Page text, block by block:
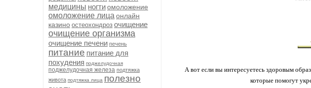
медицины ногтиомоложение
омоложение лица онлайн
казино остеохондроз очищение
очищение организма
очищение печени печень
питание питание для
похудения поджелудочная
поджелудочная железа подтяжка
живота подтяжка лица полезно
А вот если вы интересуетесь здоровым
которые помогут